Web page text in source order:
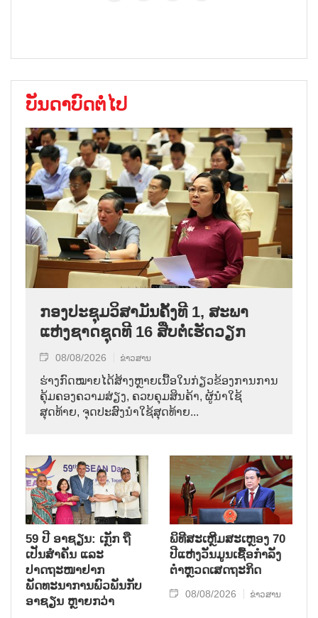
ບັນດາບົດຕໍ່ໄປ
ກອງປະຊຸມວິສາມັນຄັ້ງທີ 1, ສະພາ
ແຫ່ງຊາດຊຸດທີ 16 ສືບຕໍ່ເຮັດວຽກ
08/08/2026 ຂ່າວສານ
ຮ່າງກົດໝາຍໄດ້ສ້າງຫຼາຍເນື້ອໃນກ່ຽວຂ້ອງການການ
ຄຸ້ມຄອງຄວາມສ່ຽງ, ຄວບຄຸມສິນຄ້າ, ຜູ້ນຳໃຊ້
ສຸດທ້າຍ, ຈຸດປະສົງນຳໃຊ້ສຸດທ້າຍ...
59 ປີ ອາຊຽນ: ເກຼັກ ຖື
ເປັນສຳຄັນ ແລະ
ປາດຖະໜາຢາກ
ພັດທະນາການພົວພັນກັບ
ອາຊຽນ ຫຼາຍກວ່າ
ພິທີສະເຫຼີມສະເຫຼອງ 70
ປີແຫ່ງວັນມູນເຊື້ອກຳລັງ
ຕຳຫຼວດເສດຖະກິດ
08/08/2026 ຂ່າວສານ